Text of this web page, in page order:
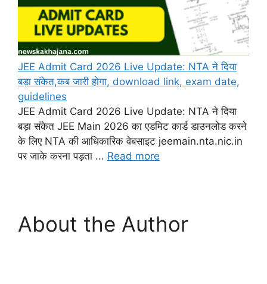
JEE Admit Card 2026 Live Update: NTA ने दिया
बड़ा संकेत,कब जारी होगा, download link, exam date,
guidelines
JEE Admit Card 2026 Live Update: NTA ने दिया
बड़ा संकेत JEE Main 2026 का एडमिट कार्ड डाउनलोड करने
के लिए NTA की आधिकारिक वेबसाइट jeemain.nta.nic.in
पर जाके करना पड़ता ... Read more
About the Author